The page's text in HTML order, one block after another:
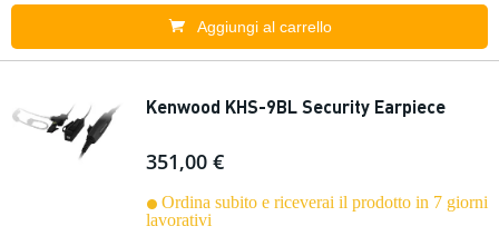
Aggiungi al carrello
Kenwood KHS-9BL Security Earpiece
351,00 €
Ordina subito e riceverai il prodotto in 7 giorni
lavorativi